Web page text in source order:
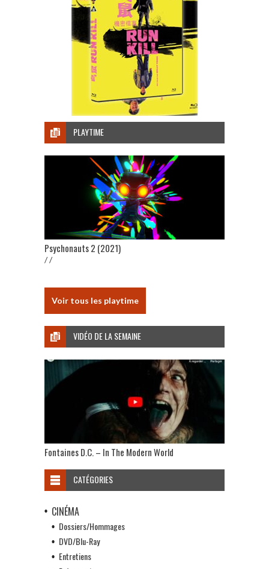
PLAYTIME
Psychonauts 2 (2021)
/ /
Voir tous les playtime
VIDÉO DE LA SEMAINE
Fontaines D.C. – In The Modern World
CATÉGORIES
CINÉMA
Dossiers/Hommages
DVD/Blu-Ray
Entretiens